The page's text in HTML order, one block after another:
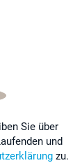
Sie über
und
zu.